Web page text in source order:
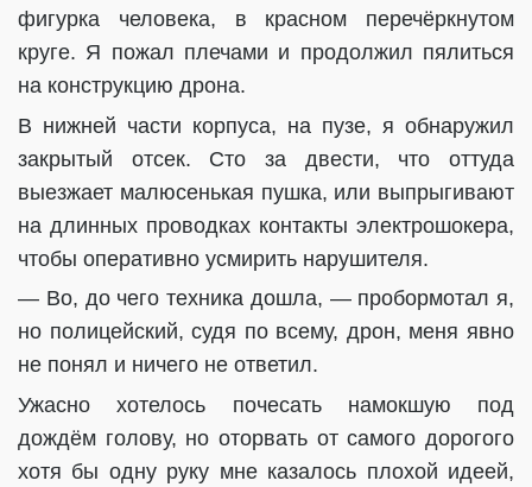
фигурка человека, в красном перечёркнутом
круге. Я пожал плечами и продолжил пялиться
на конструкцию дрона.
В нижней части корпуса, на пузе, я обнаружил
закрытый отсек. Сто за двести, что оттуда
выезжает малюсенькая пушка, или выпрыгивают
на длинных проводках контакты электрошокера,
чтобы оперативно усмирить нарушителя.
— Во, до чего техника дошла, — пробормотал я,
но полицейский, судя по всему, дрон, меня явно
не понял и ничего не ответил.
Ужасно хотелось почесать намокшую под
дождём голову, но оторвать от самого дорогого
хотя бы одну руку мне казалось плохой идеей,